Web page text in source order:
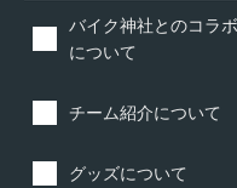
バイク神社とのコラボ
について
チーム紹介について
グッズについて